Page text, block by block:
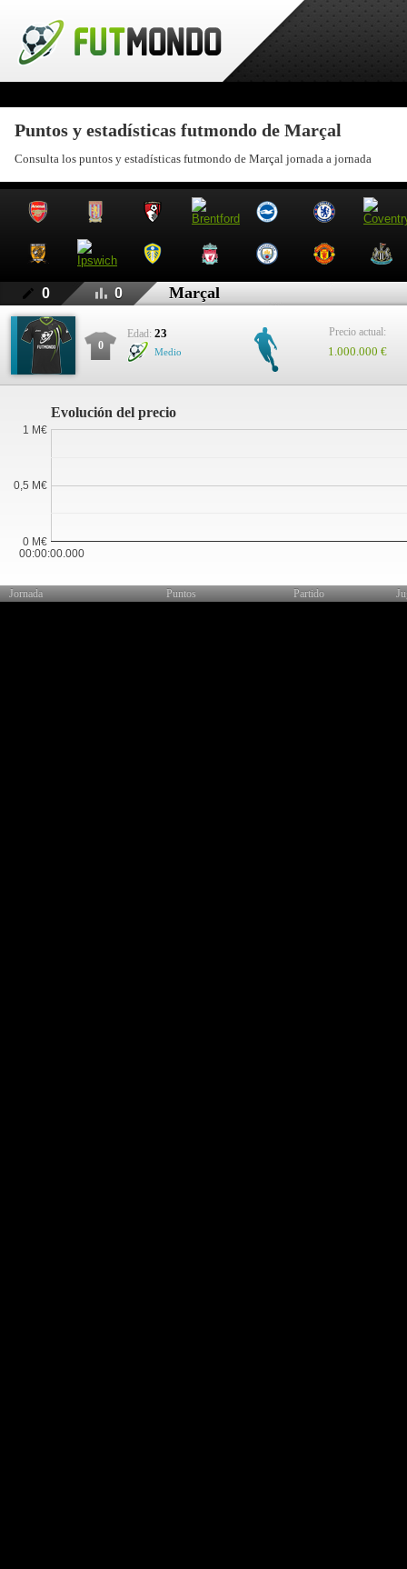
Puntos y estadísticas futmondo de Marçal
Consulta los puntos y estadísticas futmondo de Marçal jornada a jornada
0 0 Marçal
0
Edad: 23
Medio
Precio actual:
1.000.000 €
Evolución del precio
00:00:00.000
0 M€
0,5 M€
1 M€
Jornada Puntos Partido